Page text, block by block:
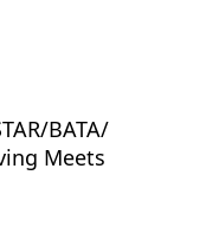
BATA/
Meets